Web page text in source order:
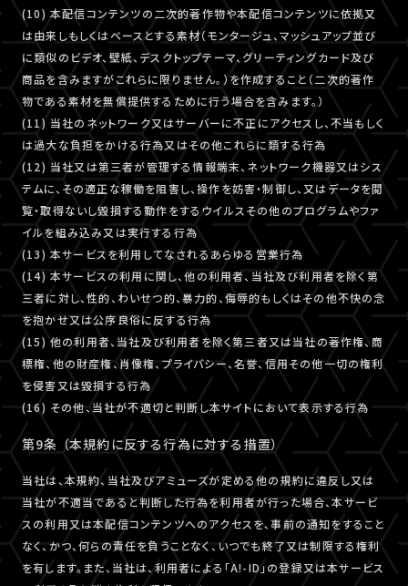
(10) 本配信コンテンツの二次的著作物や本配信コンテンツに依拠又
は由来しもしくはベースとする素材（モンタージュ、マッシュアップ並び
に類似のビデオ、壁紙、デスクトップテーマ、グリーティングカード及び
商品を含みますがこれらに限りません。）を作成すること（二次的著作
物である素材を無償提供するために行う場合を含みます。）
(11) 当社のネットワーク又はサーバーに不正にアクセスし、不当もしく
は過大な負担をかける行為又はその他これらに類する行為
(12) 当社又は第三者が管理する情報端末、ネットワーク機器又はシス
テムに、その適正な稼働を阻害し、操作を妨害・制御し、又はデータを閲
覧・取得ないし毀損する動作をするウイルスその他のプログラムやファ
イルを組み込み又は実行する行為
(13) 本サービスを利用してなされるあらゆる営業行為
(14) 本サービスの利用に関し、他の利用者、当社及び利用者を除く第
三者に対し、性的、わいせつ的、暴力的、侮辱的もしくはその他不快の念
を抱かせ又は公序良俗に反する行為
(15) 他の利用者、当社及び利用者を除く第三者又は当社の著作権、商
標権、他の財産権、肖像権、プライバシー、名誉、信用その他一切の権利
を侵害又は毀損する行為
(16) その他、当社が不適切と判断し本サイトにおいて表示する行為
第9条 （本規約に反する行為に対する措置）
当社は、本規約、当社及びアミューズが定める他の規約に違反し又は
当社が不適当であると判断した行為を利用者が行った場合、本サービ
スの利用又は本配信コンテンツへのアクセスを、事前の通知をすること
なく、かつ、何らの責任を負うことなく、いつでも終了又は制限する権利
を有します。また、当社は、利用者による「A!-ID」の登録又は本サービス